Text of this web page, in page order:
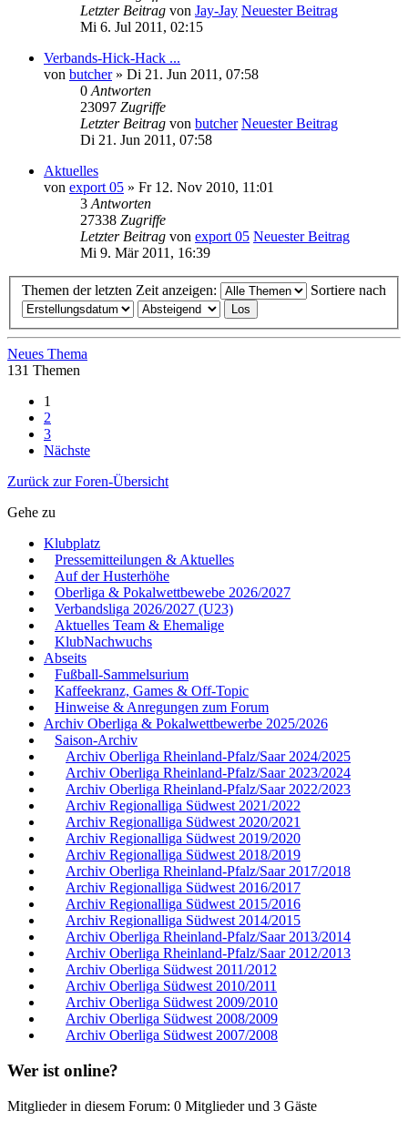
Letzter Beitrag von Jay-Jay Neuester Beitrag
Mi 6. Jul 2011, 02:15
Verbands-Hick-Hack ...
von butcher» Di 21. Jun 2011, 07:58
0 Antworten
23097 Zugriffe
Letzter Beitrag von butcher Neuester Beitrag
Di 21. Jun 2011, 07:58
Aktuelles
von export 05 » Fr 12. Nov 2010, 11:01
3 Antworten
27338 Zugriffe
Letzter Beitrag von export 05 Neuester Beitrag
Mi 9. Mär 2011, 16:39
Themen der letzten Zeit anzeigen: Sortiere nach
Neues Thema
131 Themen
1
2
3
Nächste
Zurück zur Foren-Übersicht
Gehe zu
Klubplatz
Pressemitteilungen & Aktuelles
Auf der Husterhöhe
Oberliga & Pokalwettbewebe 2026/2027
Verbandsliga 2026/2027 (U23)
Aktuelles Team & Ehemalige
KlubNachwuchs
Abseits
Fußball-Sammelsurium
Kaffeekranz, Games & Off-Topic
Hinweise & Anregungen zum Forum
Archiv Oberliga & Pokalwettbewerbe 2025/2026
Saison-Archiv
Archiv Oberliga Rheinland-Pfalz/Saar 2024/2025
Archiv Oberliga Rheinland-Pfalz/Saar 2023/2024
Archiv Oberliga Rheinland-Pfalz/Saar 2022/2023
Archiv Regionalliga Südwest 2021/2022
Archiv Regionalliga Südwest 2020/2021
Archiv Regionalliga Südwest 2019/2020
Archiv Regionalliga Südwest 2018/2019
Archiv Oberliga Rheinland-Pfalz/Saar 2017/2018
Archiv Regionalliga Südwest 2016/2017
Archiv Regionalliga Südwest 2015/2016
Archiv Regionalliga Südwest 2014/2015
Archiv Oberliga Rheinland-Pfalz/Saar 2013/2014
Archiv Oberliga Rheinland-Pfalz/Saar 2012/2013
Archiv Oberliga Südwest 2011/2012
Archiv Oberliga Südwest 2010/2011
Archiv Oberliga Südwest 2009/2010
Archiv Oberliga Südwest 2008/2009
Archiv Oberliga Südwest 2007/2008
Wer ist online?
Mitglieder in diesem Forum: 0 Mitglieder und 3 Gäste